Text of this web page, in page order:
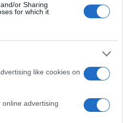
or Sharing
for which it
like cookies on
advertising